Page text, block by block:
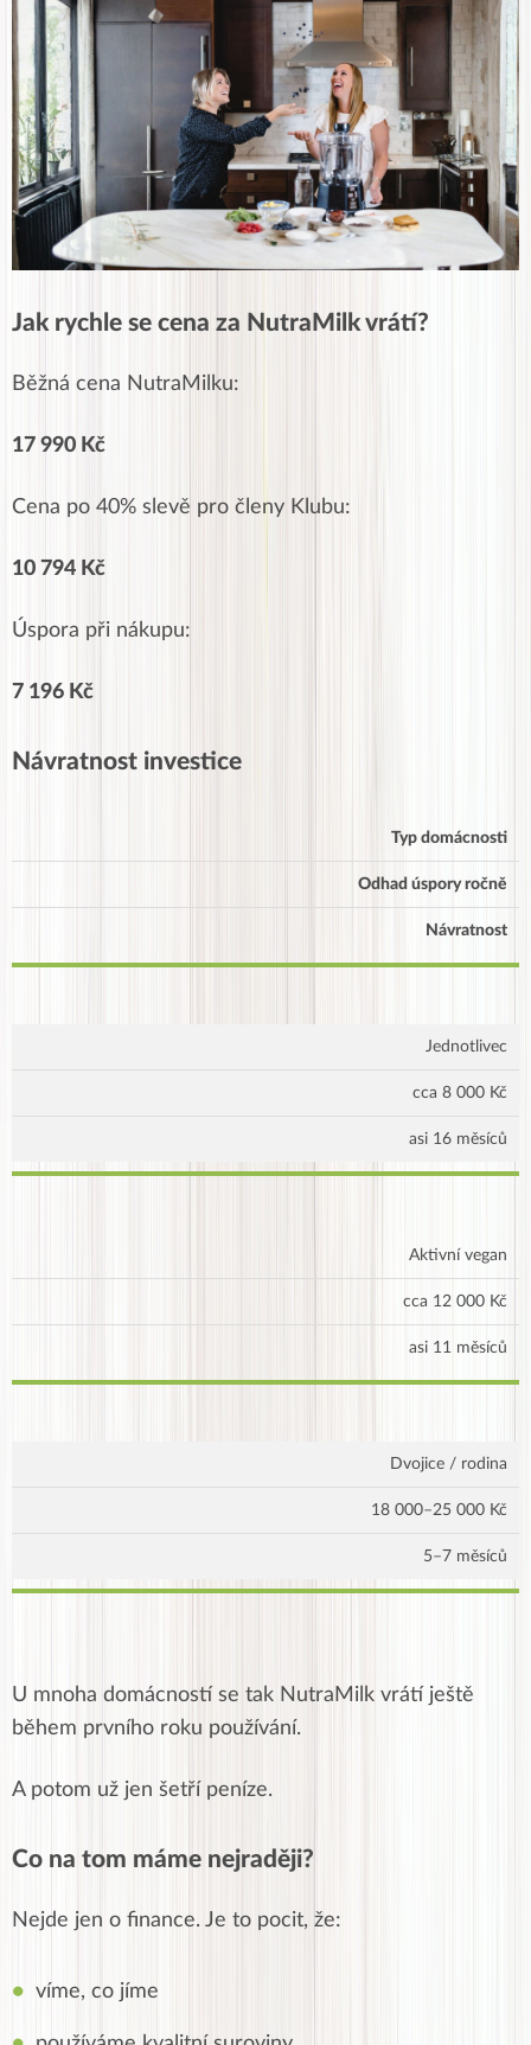
Jak rychle se cena za NutraMilk vrátí?
Běžná cena NutraMilku:
17 990 Kč
Cena po 40% slevě pro členy Klubu:
10 794 Kč
Úspora při nákupu:
7 196 Kč
Návratnost investice
Typ domácnosti
Odhad úspory ročně
Návratnost
Jednotlivec
cca 8 000 Kč
asi 16 měsíců
Aktivní vegan
cca 12 000 Kč
asi 11 měsíců
Dvojice / rodina
18 000–25 000 Kč
5–7 měsíců
U mnoha domácností se tak NutraMilk vrátí ještě
během prvního roku používání.
A potom už jen šetří peníze.
Co na tom máme nejraději?
Nejde jen o finance. Je to pocit, že:
víme, co jíme